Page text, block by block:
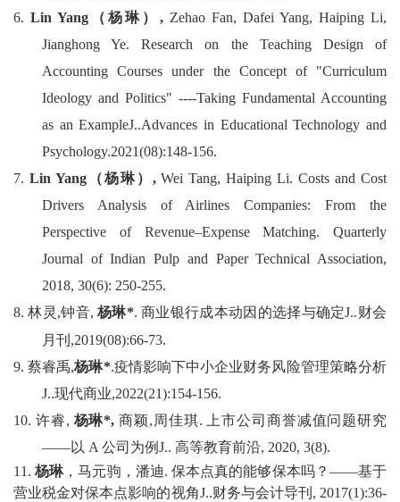
6.Lin Yang （杨琳） ,Zehao Fan, Dafei Yang, Haiping Li,
Jianghong Ye. Research on the Teaching Design of
Accounting Courses under the Concept of "Curriculum
Ideology and Politics" ----Taking Fundamental Accounting
as an ExampleJ..Advances in Educational Technology and
Psychology.2021(08):148-156.
7. Lin Yang（杨琳） ,Wei Tang, Haiping Li. Costs and Cost
Drivers Analysis of Airlines Companies: From the
Perspective of Revenue–Expense Matching. Quarterly
Journal of Indian Pulp and Paper Technical Association,
2018, 30(6): 250-255.
8. 林灵 ,钟音, 杨琳*. 商业银行成本动因的选择与确定J..财会
月刊 ,2019(08):66-73.
9.蔡睿禹,杨琳*.疫情影响下中小企业财务风险管理策略分析
J..现代商业,2022(21):154-156.
10. 许睿, 杨琳*, 商颖, 周佳琪.
上市公司商誉减值问题研究
——以 A 公司为例J.. 高等教育前沿, 2020, 3(8).
1 1 . 杨琳，马元驹，潘迪. 保本点真的能够保本吗？ ——基于
营业税金对保本点影响的视角J..财务与会计导刊 , 2017(1):36-